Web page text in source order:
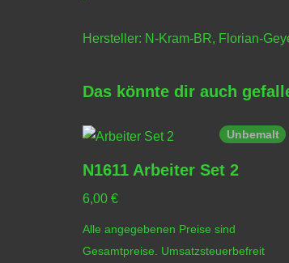
Hersteller: N-Kram-BR, Florian-
Das könnte dir auch
Unbemalt
N1611 Arbeiter Set 2
6,00 €
Alle angegebenen Preise sind
Gesamtpreise. Umsatzsteuerbefreit